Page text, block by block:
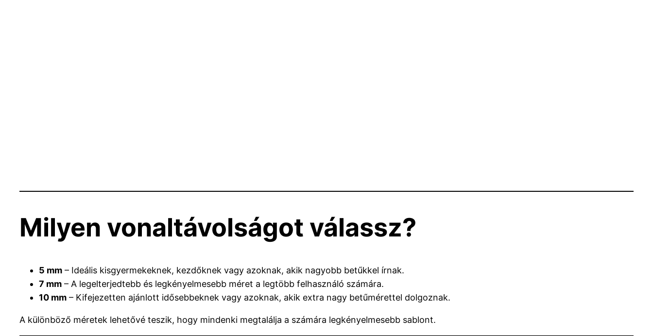
Milyen vonaltávolságot válassz?
5 mm – Ideális kisgyermekeknek, kezdőknek vagy azoknak, akik nagyobb betűkkel írnak.
7 mm – A legelterjedtebb és legkényelmesebb méret a legtöbb felhasználó számára.
10 mm – Kifejezetten ajánlott idősebbeknek vagy azoknak, akik extra nagy betűmérettel dolgoznak.
A különböző méretek lehetővé teszik, hogy mindenki megtalálja a számára legkényelmesebb sablont.